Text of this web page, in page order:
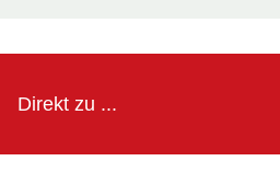
Direkt zu ...